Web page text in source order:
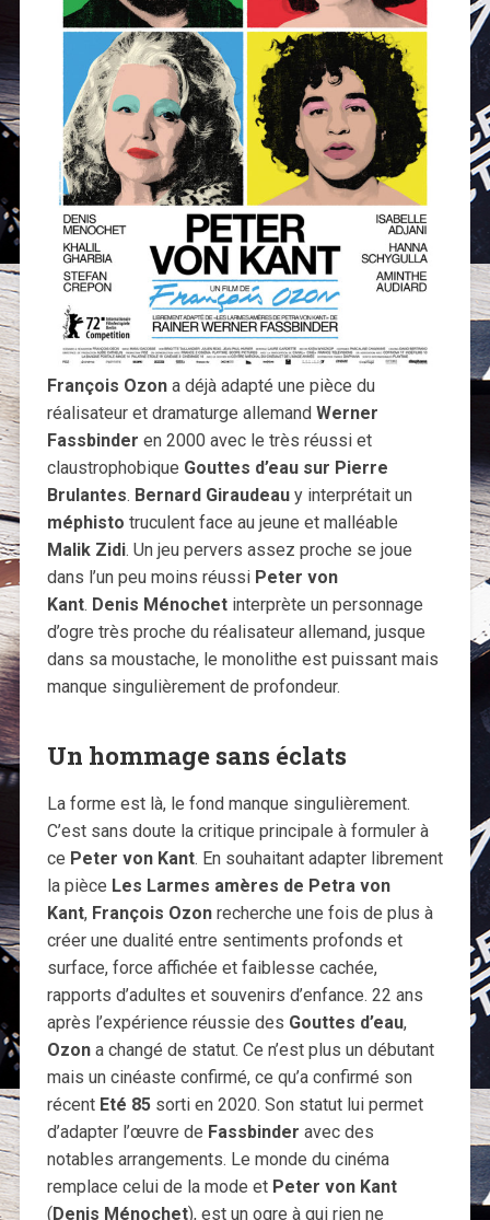
François Ozona déjà adapté une pièce du
réalisateur et dramaturge allemand Werner
Fassbinder en 2000 avec le très réussi et
claustrophobique Gouttes d’eau sur Pierre
Brulantes. Bernard Giraudeauy interprétait un
méphisto truculent face au jeune et malléable
Malik Zidi. Un jeu pervers assez proche se joue
dans l’un peu moins réussi Peter von
Kant. Denis Ménochet interprète un personnage
d’ogre très proche du réalisateur allemand, jusque
dans sa moustache, le monolithe est puissant mais
manque singulièrement de profondeur.
Un hommage sans éclats
La forme est là, le fond manque singulièrement.
C’est sans doute la critique principale à formuler à
ce Peter von Kant. En souhaitant adapter librement
la pièce Les Larmes amères de Petra von
Kant,François Ozon recherche une fois de plus à
créer une dualité entre sentiments profonds et
surface, force affichée et faiblesse cachée,
rapports d’adultes et souvenirs d’enfance. 22 ans
après l’expérience réussie des Gouttes d’eau,
Ozon a changé de statut. Ce n’est plus un débutant
mais un cinéaste confirmé, ce qu’a confirmé son
récent Eté 85sorti en 2020. Son statut lui permet
d’adapter l’œuvre de Fassbinder avec des
notables arrangements. Le monde du cinéma
remplace celui de la mode et Peter von Kant
(Denis Ménochet), est un ogre à qui rien ne